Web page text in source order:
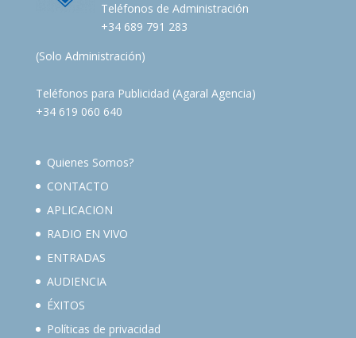
Teléfonos de Administración
+34 689 791 283
(Solo Administración)
Teléfonos para Publicidad (Agaral Agencia)
+34 619 060 640
Quienes Somos?
CONTACTO
APLICACION
RADIO EN VIVO
ENTRADAS
AUDIENCIA
ÉXITOS
Políticas de privacidad